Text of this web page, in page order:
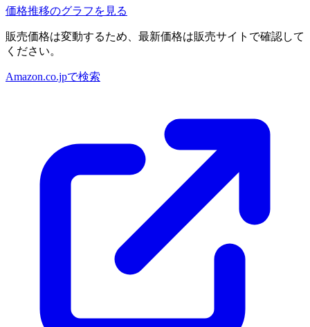
価格推移のグラフを見る
販売価格は変動するため、最新価格は販売サイトで確認して
ください。
Amazon.co.jpで検索